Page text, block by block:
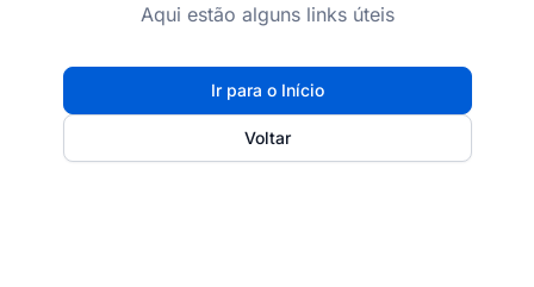
Aqui estão alguns links úteis
Ir para o Início
Voltar